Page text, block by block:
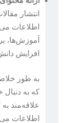
انتشار
اطلاعات
آموزش‌ها،
افزایش
که به
علاقه‌مند
اطلاعات